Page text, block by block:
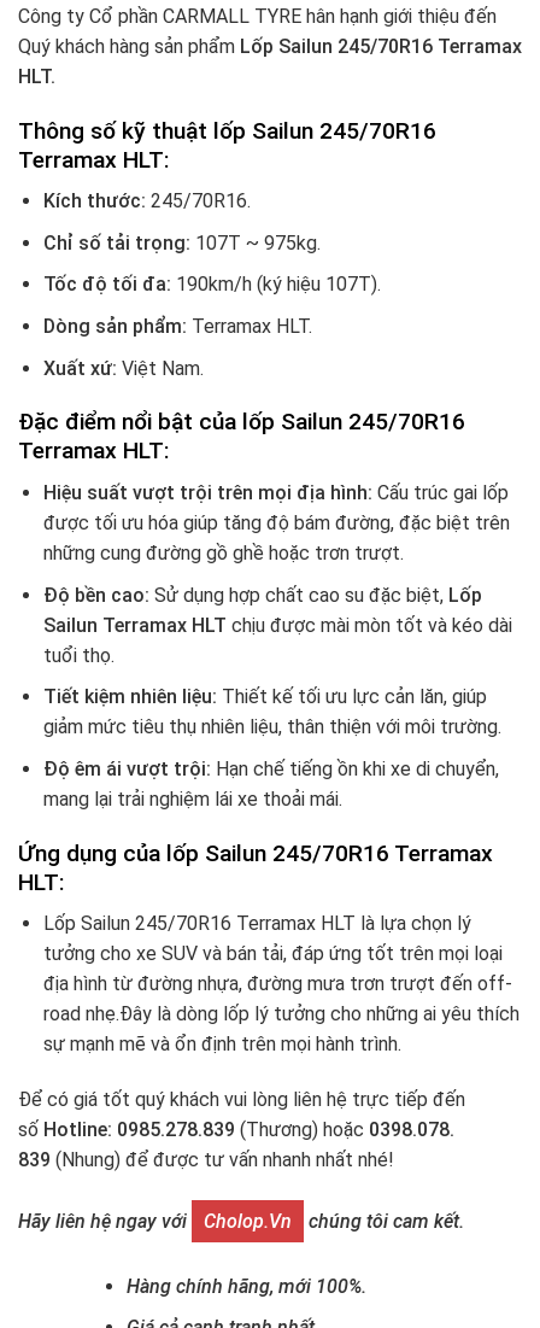
Công ty Cổ phần CARMALL TYRE hân hạnh giới thiệu đến
Quý khách hàng sản phẩm Lốp Sailun 245/70R16 Terramax
HLT.
Thông số kỹ thuật lốp Sailun 245/70R16
Terramax HLT:
Kích thước: 245/70R16.
Chỉ số tải trọng: 107T ~ 975kg.
Tốc độ tối đa: 190km/h (ký hiệu 107T).
Dòng sản phẩm: Terramax HLT.
Xuất xứ: Việt Nam.
Đặc điểm nổi bật của lốp Sailun 245/70R16
Terramax HLT:
Hiệu suất vượt trội trên mọi địa hình: Cấu trúc gai lốp
được tối ưu hóa giúp tăng độ bám đường, đặc biệt trên
những cung đường gồ ghề hoặc trơn trượt.
Độ bền cao: Sử dụng hợp chất cao su đặc biệt, Lốp
Sailun Terramax HLT chịu được mài mòn tốt và kéo dài
tuổi thọ.
Tiết kiệm nhiên liệu: Thiết kế tối ưu lực cản lăn, giúp
giảm mức tiêu thụ nhiên liệu, thân thiện với môi trường.
Độ êm ái vượt trội: Hạn chế tiếng ồn khi xe di chuyển,
mang lại trải nghiệm lái xe thoải mái.
Ứng dụng của lốp Sailun 245/70R16 Terramax
HLT:
Lốp Sailun 245/70R16 Terramax HLT là lựa chọn lý
tưởng cho xe SUV và bán tải, đáp ứng tốt trên mọi loại
địa hình từ đường nhựa, đường mưa trơn trượt đến off-
road nhẹ.Đây là dòng lốp lý tưởng cho những ai yêu thích
sự mạnh mẽ và ổn định trên mọi hành trình.
Để có giá tốt quý khách vui lòng liên hệ trực tiếp đến
số Hotline: 0985.278.839 (Thương) hoặc 0398.078.
839 (Nhung) để được tư vấn nhanh nhất nhé!
Hãy liên hệ ngay với Cholop.vn chúng tôi cam kết.
Hàng chính hãng, mới 100%.